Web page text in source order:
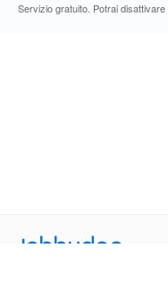
Servizio gratuito. Potrai
Jobbydoo